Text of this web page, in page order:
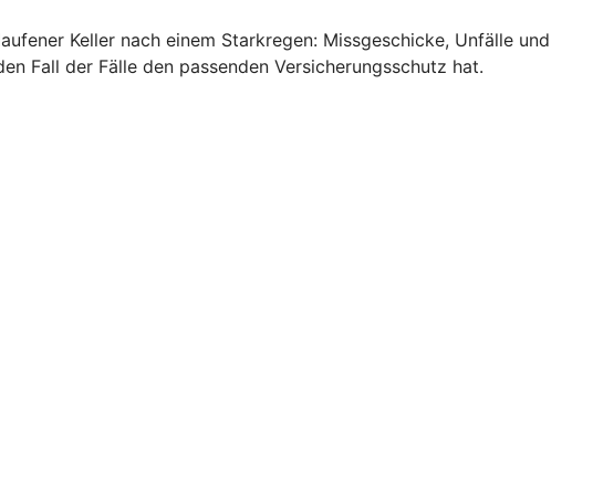
Keller nach einem Starkregen: Missgeschicke, Unfälle und
Fall der Fälle den passenden Versicherungsschutz hat.